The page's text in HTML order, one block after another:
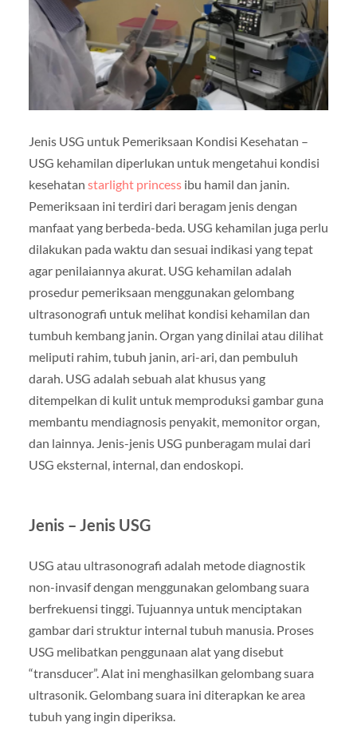
Jenis USG untuk Pemeriksaan Kondisi Kesehatan –
USG kehamilan diperlukan untuk mengetahui kondisi
kesehatan starlight princessibu hamil dan janin.
Pemeriksaan ini terdiri dari beragam jenis dengan
manfaat yang berbeda-beda. USG kehamilan juga perlu
dilakukan pada waktu dan sesuai indikasi yang tepat
agar penilaiannya akurat. USG kehamilan adalah
prosedur pemeriksaan menggunakan gelombang
ultrasonografi untuk melihat kondisi kehamilan dan
tumbuh kembang janin. Organ yang dinilai atau dilihat
meliputi rahim, tubuh janin, ari-ari, dan pembuluh
darah. USG adalah sebuah alat khusus yang
ditempelkan di kulit untuk memproduksi gambar guna
membantu mendiagnosis penyakit, memonitor organ,
dan lainnya. Jenis-jenis USG punberagam mulai dari
USG eksternal, internal, dan endoskopi.
Jenis – Jenis USG
USG atau ultrasonografi adalah metode diagnostik
non-invasif dengan menggunakan gelombang suara
berfrekuensi tinggi. Tujuannya untuk menciptakan
gambar dari struktur internal tubuh manusia. Proses
USG melibatkan penggunaan alat yang disebut
“transducer”. Alat ini menghasilkan gelombang suara
ultrasonik. Gelombang suara ini diterapkan ke area
tubuh yang ingin diperiksa.